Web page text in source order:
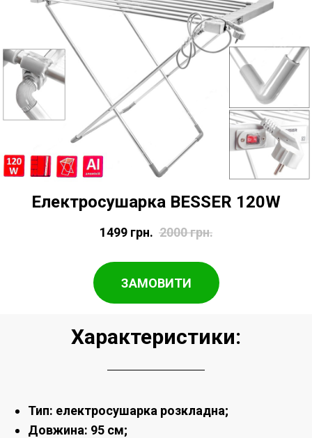
Електросушарка BESSER 120W
1499 грн. 2000грн.
ЗАМОВИТИ
Характеристики:
Тип: електросушарка розкладна;
Довжина: 95 см;